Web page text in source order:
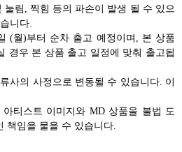
림, 찍힘 등의 파손이 발생 될 수 있으
니다.
(월)부터 순차 출고 예정이며, 본 상품
경우 본 상품 출고 일정에 맞춰 출고됩
사의 사정으로 변동될 수 있습니다. 이
티스트 이미지와 MD 상품을 불법 도
책임을 물을 수 있습니다.